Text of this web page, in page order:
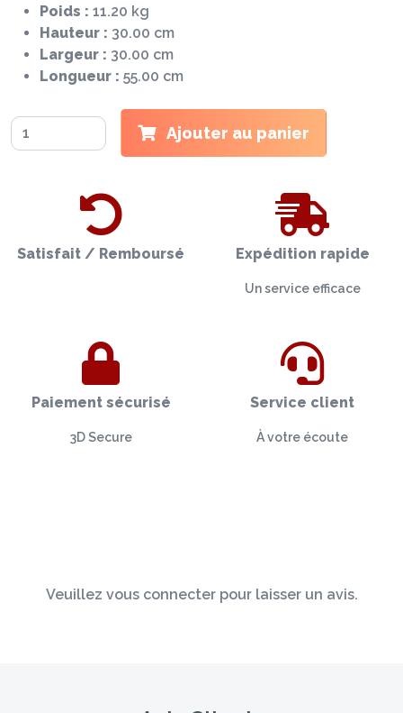
Poids : 11.20 kg
Hauteur : 30.00 cm
Largeur : 30.00 cm
Longueur : 55.00 cm
Ajouter au panier
Satisfait / Remboursé Expédition rapide
Un service efficace
Paiement sécurisé
3D Secure
Service client
À votre écoute
Veuillez vous connecter pour laisser un avis.